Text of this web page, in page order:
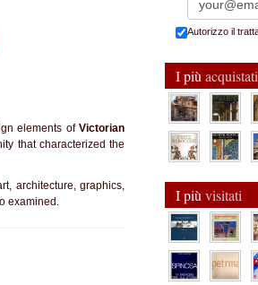
elements of Victorian
that characterized the
architecture, graphics,
examined.
Autorizzo il
I più acquistati
I più visitati